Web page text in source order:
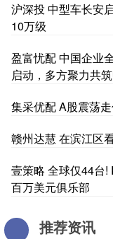
沪深投 中型车长安
10万级
盈富忧配 中国企业
启动，多方聚力共
集采优配 A股震荡
赣州达慧 在滨江区
壹策略 全球仅44台!
百万美元俱乐部
推荐资讯